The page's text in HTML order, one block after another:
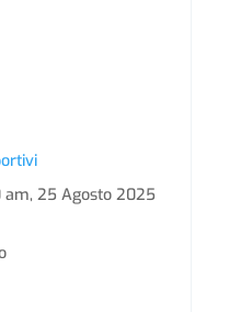
am, 25 Agosto 2025